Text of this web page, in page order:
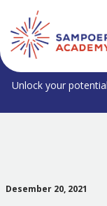
Unlock your
Desember 20, 2021